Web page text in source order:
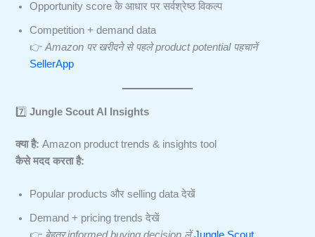
Opportunity score के आधार पर सर्वश्रेष्ठ विकल्प
Competition + demand data
👉Amazon पर खरीदने से पहले product potential पहचानें
SellerApp
7️⃣Jungle Scout AI Insights
क्या है: Amazon product trends & insights tool
कैसे मदद करता है:
Popular products और selling data देखें
Demand + pricing trends देखें